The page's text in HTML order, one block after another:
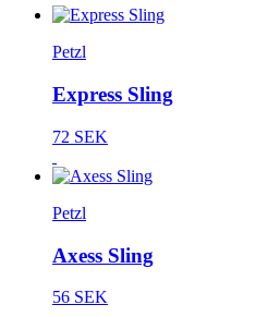
Petzl
Express Sling
72 SEK
Petzl
Axess Sling
56 SEK